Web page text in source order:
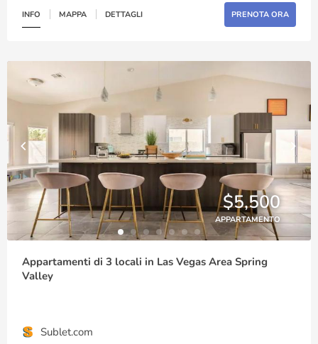
INFO MAPPA DETTAGLI PRENOTA ORA
$5,500
APPARTAMENTO
Appartamenti di 3 locali in Las Vegas Area Spring
Valley
Sublet.com